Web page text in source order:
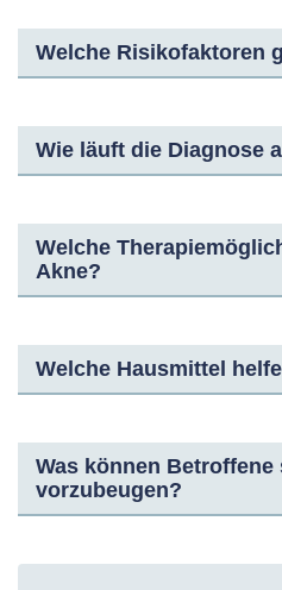
Welche Risikofaktoren
Wie läuft die Diagnose
Welche
Akne?
Welche Hausmittel
Was können
vorzubeugen?